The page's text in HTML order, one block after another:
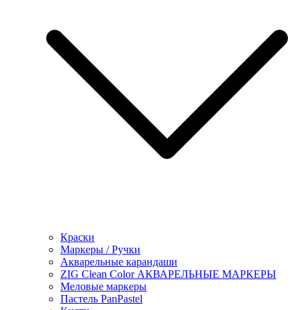
Краски
Маркеры / Ручки
Акварельные карандаши
ZIG Clean Color АКВАРЕЛЬНЫЕ МАРКЕРЫ
Меловые маркеры
Пастель PanPastel